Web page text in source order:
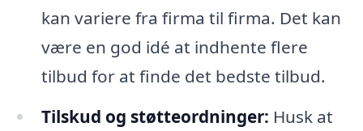
kan variere fra firma til firma. Det kan
være en god idé at indhente flere
tilbud for at finde det bedste tilbud.
Tilskud og støtteordninger: Husk at